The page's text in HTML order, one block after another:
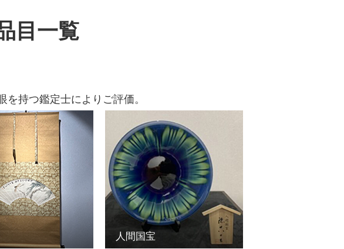
目一覧
持つ鑑定士によりご評価。
人間国宝